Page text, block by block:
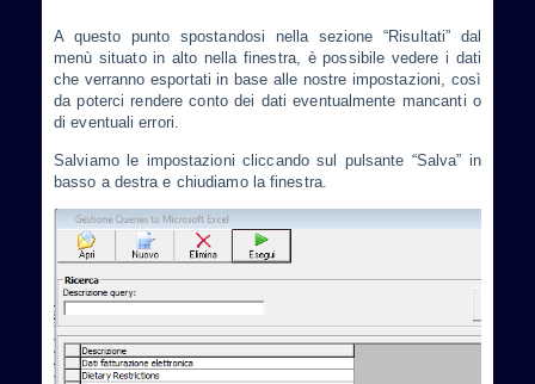
A questo punto spostandosi nella sezione “Risultati” dal
menù situato in alto nella finestra, è possibile vedere i dati
che verranno esportati in base alle nostre impostazioni, così
da poterci rendere conto dei dati eventualmente mancanti o
di eventuali errori.
Salviamo le impostazioni cliccando sul pulsante “Salva” in
basso a destra e chiudiamo la finestra.